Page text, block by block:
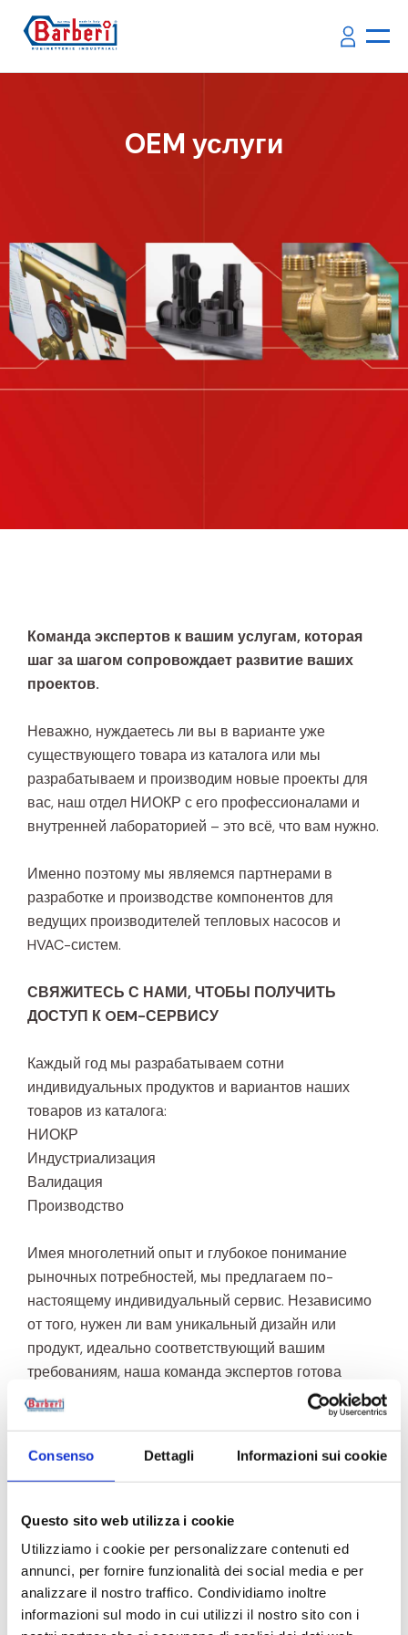
Consenso Dettagli Informazioni sui cookie
Questo sito web utilizza i cookie
Utilizziamo i cookie per personalizzare contenuti ed
annunci, per fornire funzionalità dei social media e per
analizzare il nostro traffico. Condividiamo inoltre
informazioni sul modo in cui utilizzi il nostro sito con i
OEM услуги
Команда экспертов к вашим услугам, которая
шаг за шагом сопровождает развитие ваших
проектов.
Неважно, нуждаетесь ли вы в варианте уже
существующего товара из каталога или мы
разрабатываем и производим новые проекты для
вас, наш отдел НИОКР с его профессионалами и
внутренней лабораторией – это всё, что вам нужно.
Именно поэтому мы являемся партнерами в
разработке и производстве компонентов для
ведущих производителей тепловых насосов и
HVAC-систем.
СВЯЖИТЕСЬ С НАМИ, ЧТОБЫ ПОЛУЧИТЬ
ДОСТУП К OEM-СЕРВИСУ
Каждый год мы разрабатываем сотни
индивидуальных продуктов и вариантов наших
товаров из каталога:
НИОКР
Индустриализация
Валидация
Производство
Имея многолетний опыт и глубокое понимание
рыночных потребностей, мы предлагаем по-
настоящему индивидуальный сервис. Независимо
от того, нужен ли вам уникальный дизайн или
продукт, идеально соответствующий вашим
требованиям, наша команда экспертов готова
воплотить вашу идею в жизнь. Управляя всем
циклом разработки внутри компании, мы
гибкость в производстве и способность быстро
стратегического партнера, ориентированного на
совершенство.